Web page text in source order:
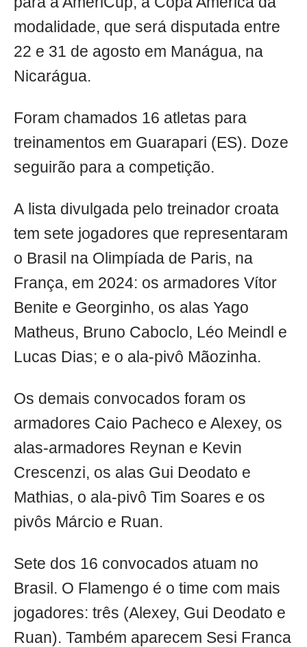
modalidade, que será disputada entre
22 e 31 de agosto em Manágua, na
Nicarágua.
Foram chamados 16 atletas para
treinamentos em Guarapari (ES). Doze
seguirão para a competição.
A lista divulgada pelo treinador croata
tem sete jogadores que representaram
o Brasil na Olimpíada de Paris, na
França, em 2024: os armadores Vítor
Benite e Georginho, os alas Yago
Matheus, Bruno Caboclo, Léo Meindl e
Lucas Dias; e o ala-pivô Mãozinha.
Os demais convocados foram os
armadores Caio Pacheco e Alexey, os
alas-armadores Reynan e Kevin
Crescenzi, os alas Gui Deodato e
Mathias, o ala-pivô Tim Soares e os
pivôs Márcio e Ruan.
Sete dos 16 convocados atuam no
Brasil. O Flamengo é o time com mais
jogadores: três (Alexey, Gui Deodato e
Ruan). Também aparecem Sesi Franca